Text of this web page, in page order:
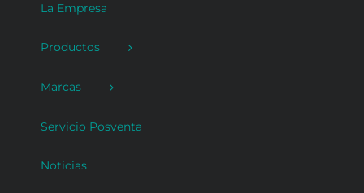
La Empresa
Productos
Marcas
Servicio Posventa
Noticias